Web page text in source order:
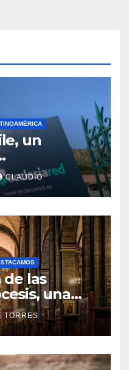
un
CLAUDIO
N
O
H
A
Y
C
O
M
N
de las
una
el futuro de
TORRES
N
O